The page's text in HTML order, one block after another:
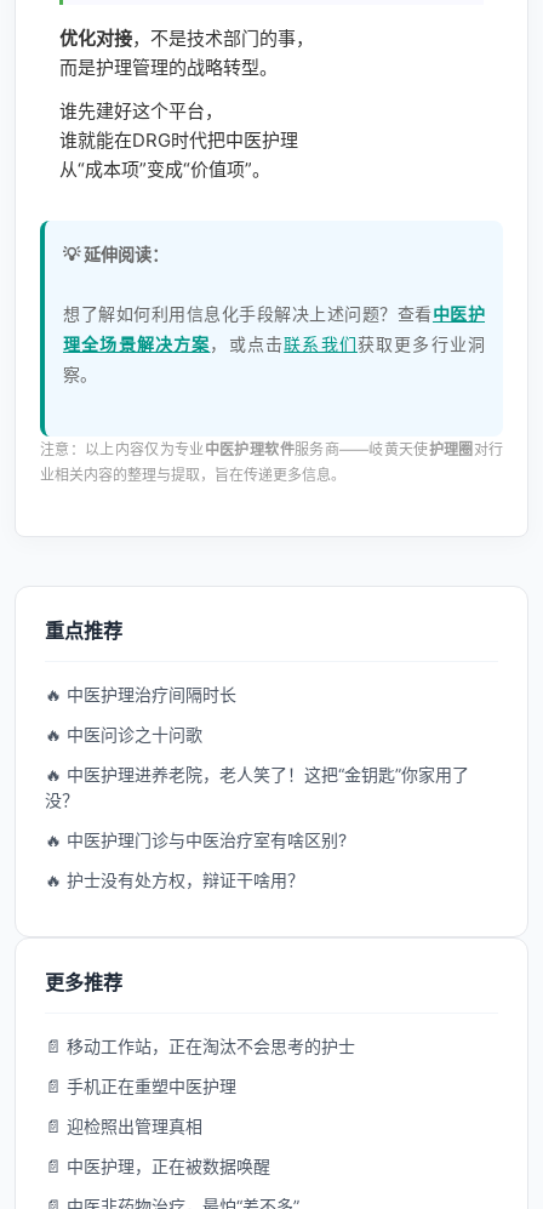
优化对接，不是技术部门的事，
而是护理管理的战略转型。
谁先建好这个平台，
谁就能在DRG时代把中医护理
从“成本项”变成“价值项”。
💡 延伸阅读：
想了解如何利用信息化手段解决上述问题？查看中医护
理全场景解决方案，或点击联系我们获取更多行业洞
察。
注意：以上内容仅为专业中医护理软件服务商——岐黄天使护理圈 对行
业相关内容的整理与提取，旨在传递更多信息。
重点推荐
🔥 中医护理治疗间隔时长
🔥 中医问诊之十问歌
🔥 中医护理进养老院，老人笑了！这把“金钥匙”你家用了
没？
🔥 中医护理门诊与中医治疗室有啥区别?
🔥 护士没有处方权，辩证干啥用？
更多推荐
📄 移动工作站，正在淘汰不会思考的护士
📄 手机正在重塑中医护理
📄 迎检照出管理真相
📄 中医护理，正在被数据唤醒